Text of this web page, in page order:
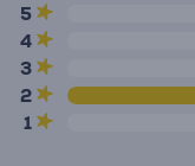
5
4
3
2
1